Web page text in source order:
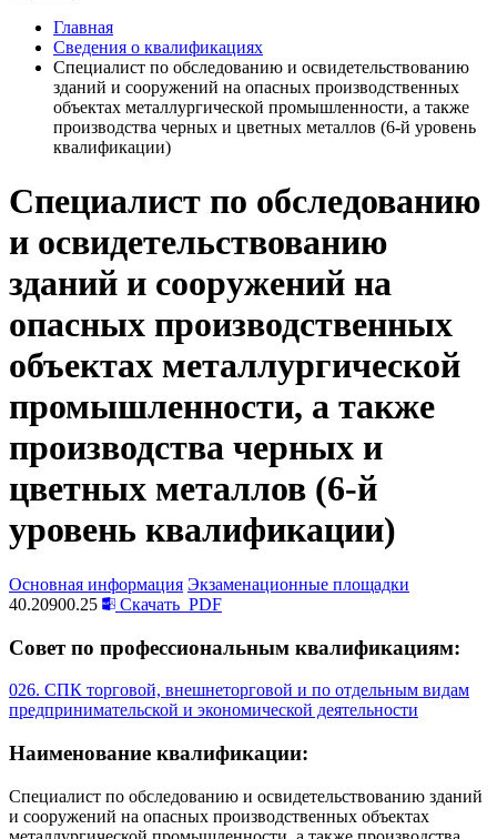
Главная
Сведения о квалификациях
Специалист по обследованию и освидетельствованию
зданий и сооружений на опасных производственных
объектах металлургической промышленности, а также
производства черных и цветных металлов (6-й уровень
квалификации)
Специалист по обследованию
и освидетельствованию
зданий и сооружений на
опасных производственных
объектах металлургической
промышленности, а также
производства черных и
цветных металлов (6-й
уровень квалификации)
Основная информация Экзаменационные площадки
40.20900.25
Скачать PDF
Совет по профессиональным квалификациям:
026. СПК торговой, внешнеторговой и по отдельным видам
предпринимательской и экономической деятельности
Наименование квалификации:
Специалист по обследованию и освидетельствованию зданий
и сооружений на опасных производственных объектах